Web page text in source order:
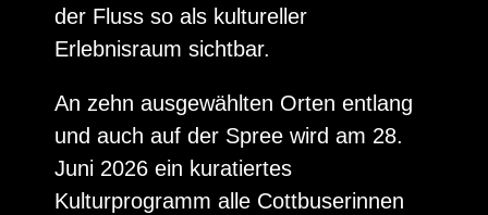
der Fluss so als kultureller
Erlebnisraum sichtbar.
An zehn ausgewählten Orten entlang
und auch auf der Spree wird am 28.
Juni 2026 ein kuratiertes
Kulturprogramm alle Cottbuserinnen